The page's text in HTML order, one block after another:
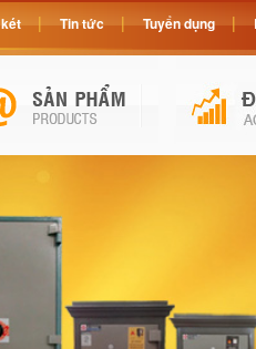
Tin tức Tuyển dụng